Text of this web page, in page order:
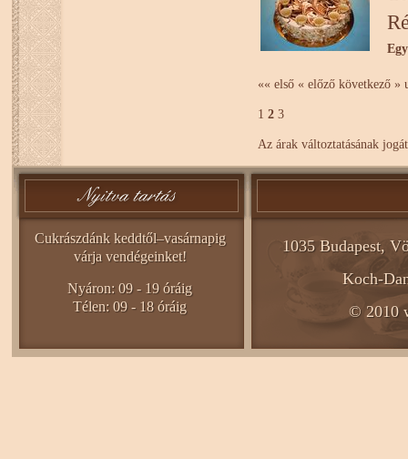
«« első « előző következő »
1 2 3
Az árak változtatásának
Cukrászdánk keddtől–vasárnapig
várja vendégeinket!
Nyáron: 09 - 19 óráig
Télen: 09 - 18 óráig
1035 Budapest,
Koch-
© 2010